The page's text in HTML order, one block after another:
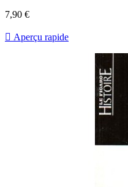
Prix
7,90 €
 Aperçu rapide